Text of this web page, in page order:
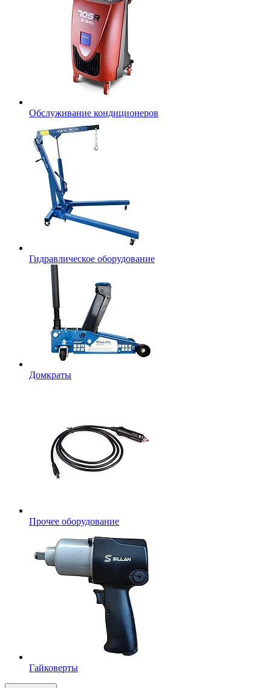
Обслуживание кондиционеров
Гидравлическое оборудование
Домкраты
Прочее оборудование
Гайковерты